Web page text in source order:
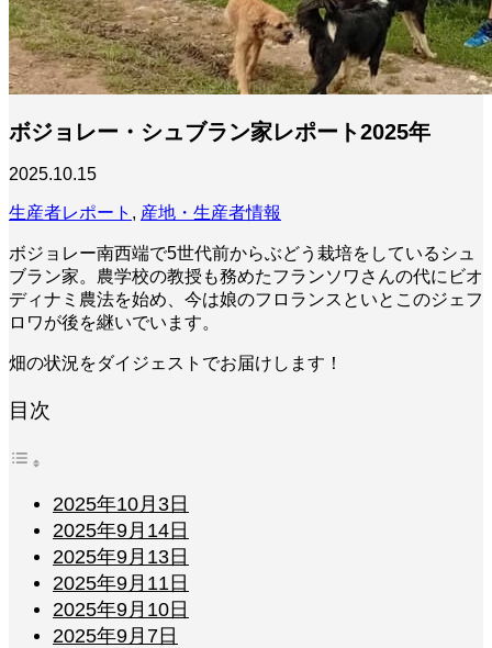
ボジョレー・シュブラン家レポート2025年
2025.10.15
生産者レポート , 産地・生産者情報
ボジョレー南西端で5世代前からぶどう栽培をしているシュ
ブラン家。農学校の教授も務めたフランソワさんの代にビオ
ディナミ農法を始め、今は娘のフロランスといとこのジェフ
ロワが後を継いでいます。
畑の状況をダイジェストでお届けします！
目次
2025年10月3日
2025年9月14日
2025年9月13日
2025年9月11日
2025年9月10日
2025年9月7日